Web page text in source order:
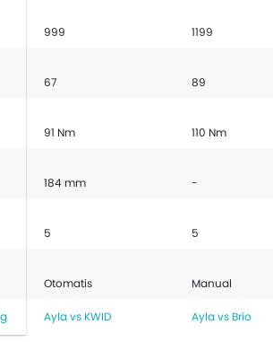
999 1199
67 89
91 Nm 110 Nm
184 mm -
5 5
Otomatis Manual
Ayla vs KWID Ayla vs Brio